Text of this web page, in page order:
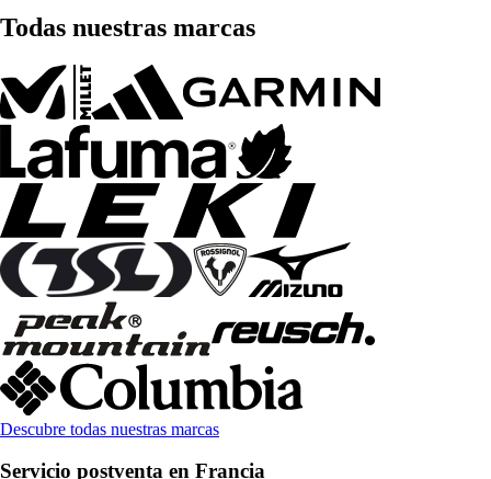
Todas nuestras marcas
Descubre todas nuestras marcas
Servicio postventa en Francia